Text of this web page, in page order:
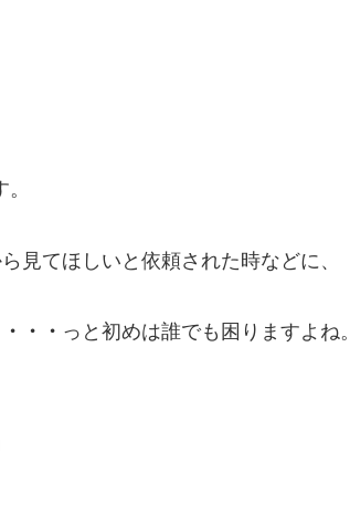
見てほしいと依頼された時などに、
・・ っと初めは誰でも困りますよね。